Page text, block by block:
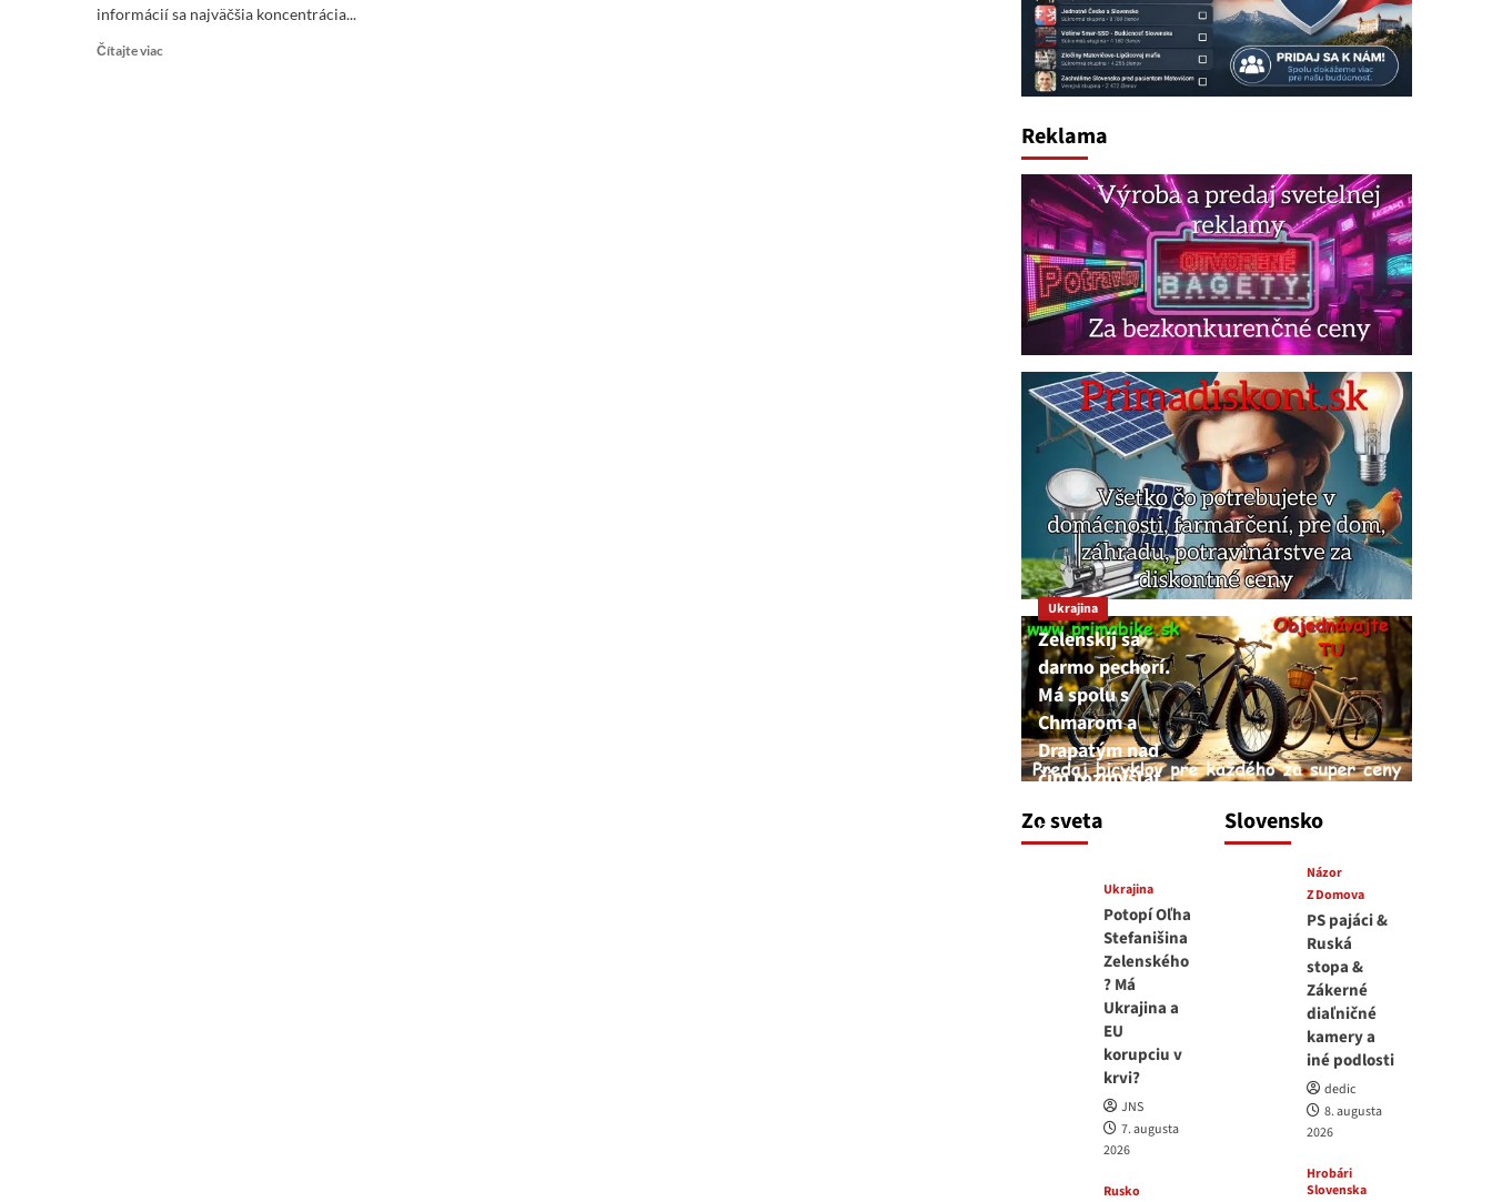
informácií sa najväčšia koncentrácia...
Čítajte viac
Reklama
Zo sveta
Ukrajina
Zelenskij sa
darmo pechorí.
Má spolu s
Chmarom a
Drapatým nad
čím rozmýšľať
medvedar
8. augusta 2026
Ukrajina
Potopí Oľha
Stefanišina
Zelenského
? Má
Ukrajina a
EU
korupciu v
krvi?
JNS
7. augusta
2026
Rusko
Slovensko
Názor
Z Domova
PS pajáci &
Ruská
stopa &
Zákerné
diaľničné
kamery a
iné podlosti
dedic
8. augusta
2026
Hrobári
Slovenska